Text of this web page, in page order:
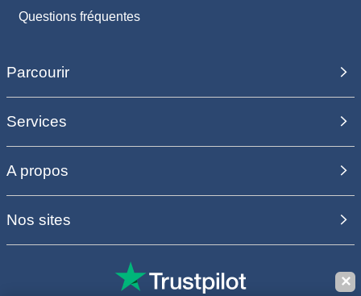
Questions fréquentes
Parcourir
Services
A propos
Nos sites
✕